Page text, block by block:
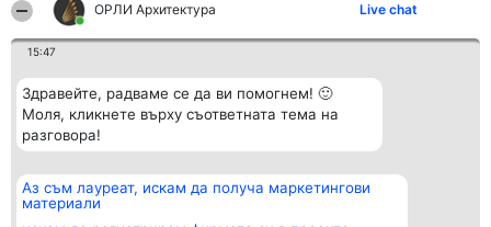
ОРЛИ Архитектура Live chat
15:47
Здравейте, радваме се да ви помогнем! 🙂
Моля, кликнете върху съответната тема на
разговора!
Аз съм лауреат, искам да получа маркетингови
материали
Организатор на
класиране
Класация Контакти